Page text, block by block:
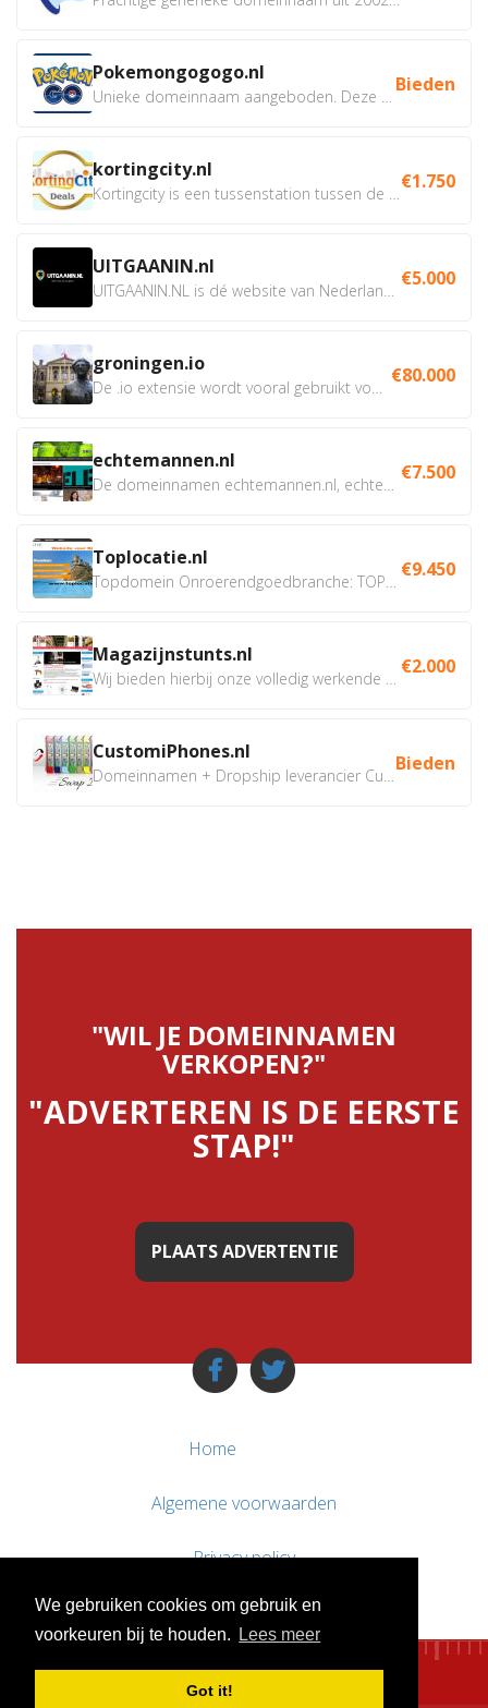
We gebruiken cookies om gebruik en
voorkeuren bij te houden.
Lees meer
Got it!
Pokemongogogo.nl Bieden
kortingcity.nl €1.750
UITGAANIN.nl €5.000
groningen.io €80.000
echtemannen.nl €7.500
Toplocatie.nl €9.450
Magazijnstunts.nl €2.000
CustomiPhones.nl Bieden
"WIL JE DOMEINNAMEN
VERKOPEN?"
"ADVERTEREN IS DE EERSTE
STAP!"
PLAATS ADVERTENTIE
Home
Algemene voorwaarden
Privacy policy
Contact / Support